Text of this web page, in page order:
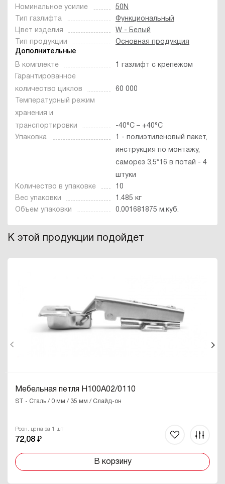
Номинальное усилие
50N
Тип газлифта
Функциональный
Цвет изделия
W - Белый
Тип продукции
Основная продукция
Дополнительные
В комплекте
1 газлифт с крепежом
Гарантированное
количество циклов
60 000
Температурный режим
хранения и
транспортировки
-40°C – +40°C
Упаковка
1 - полиэтиленовый пакет,
инструкция по монтажу,
саморез 3,5*16 в потай - 4
штуки
Количество в упаковке
10
Вес упаковки
1.485 кг
Объем упаковки
0.001681875 м.куб.
К этой продукции подойдет
Мебельная петля H100A02/0110
ST - Сталь / 0 мм / 35 мм / Слайд-он
Розн. цена за 1 шт
72,08 ₽
В корзину